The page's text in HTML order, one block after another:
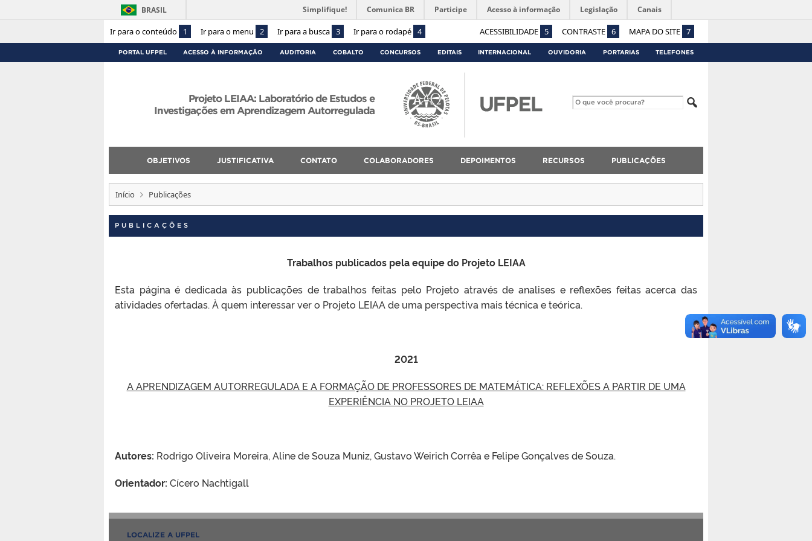
Ir para o conteúdo 1 Ir para o menu 2 Ir para a busca 3 Ir para o rodapé 4 ACESSIBILIDADE 5 CONTRASTE 6 MAPA DO SITE 7
BRASIL Simplifique! Comunica BR Participe Acesso à informação Legislação Canais
PORTAL UFPEL ACESSO À INFORMAÇÃO AUDITORIA COBALTO CONCURSOS EDITAIS INTERNACIONAL OUVIDORIA PORTARIAS TELEFONES
Projeto LEIAA: Laboratório de Estudos e
Investigações em Aprendizagem Autorregulada
OBJETIVOS JUSTIFICATIVA CONTATO COLABORADORES DEPOIMENTOS RECURSOS PUBLICAÇÕES
Início Publicações
PUBLICAÇÕES
Trabalhos publicados pela equipe do Projeto LEIAA
Esta página é dedicada às publicações de trabalhos feitas pelo Projeto através de analises e reflexões feitas acerca das
atividades ofertadas. À quem interessar ver o Projeto LEIAA de uma perspectiva mais técnica e teórica.
2021
A APRENDIZAGEM AUTORREGULADA E A FORMAÇÃO DE PROFESSORES DE MATEMÁTICA: REFLEXÕES A PARTIR DE UMA
EXPERIÊNCIA NO PROJETO LEIAA
Autores: Rodrigo Oliveira Moreira, Aline de Souza Muniz, Gustavo Weirich Corrêa e Felipe Gonçalves de Souza.
Orientador: Cícero Nachtigall
LOCALIZE A UFPEL